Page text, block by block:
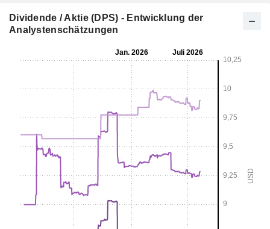
Dividende / Aktie (DPS) - Entwicklung der
Analystenschätzungen